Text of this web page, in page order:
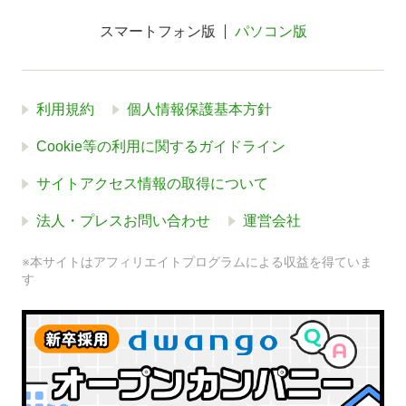
スマートフォン版 パソコン版
利用規約 個人情報保護基本方針
Cookie等の利用に関するガイドライン
サイトアクセス情報の取得について
法人・プレスお問い合わせ 運営会社
※本サイトはアフィリエイトプログラムによる収益を得ていま
す